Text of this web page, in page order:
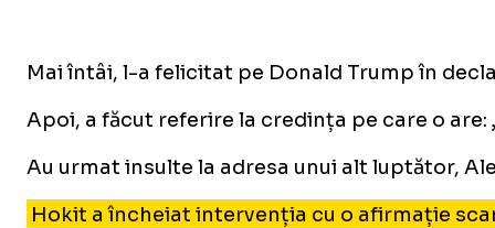
Mai întâi, l-a felicitat pe Donald Trump în
Apoi, a făcut referire la credința pe care o
Au urmat insulte la adresa unui alt luptător,
Hokit a încheiat intervenția cu o afirmație